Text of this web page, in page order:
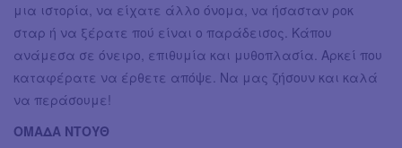
μια ιστορία, να είχατε άλλο όνομα, να ήσασταν ροκ
σταρ ή να ξέρατε πού είναι ο παράδεισος. Κάπου
ανάμεσα σε όνειρο, επιθυμία και μυθοπλασία. Αρκεί που
καταφέρατε να έρθετε απόψε. Να μας ζήσουν και καλά
να περάσουμε!
ΟΜΑΔΑ ΝΤΟΥΘ